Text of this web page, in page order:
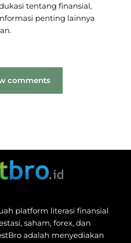
tentang finansial,
penting lainnya
comments
platform literasi finansial
saham, forex, dan
adalah menyediakan